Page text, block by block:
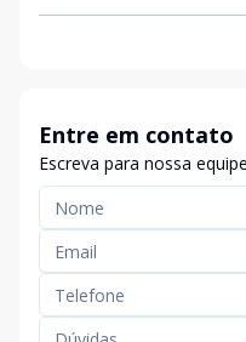
Entre em contato
Escreva para nossa equipe